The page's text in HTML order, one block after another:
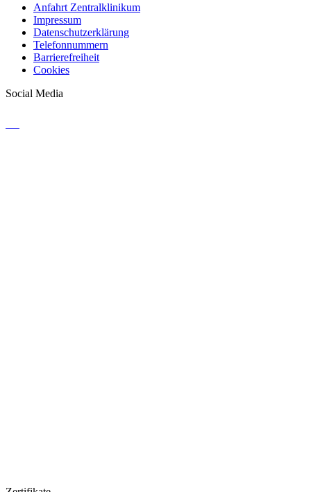
Anfahrt Zentralklinikum
Impressum
Datenschutzerklärung
Telefonnummern
Barrierefreiheit
Cookies
Social Media